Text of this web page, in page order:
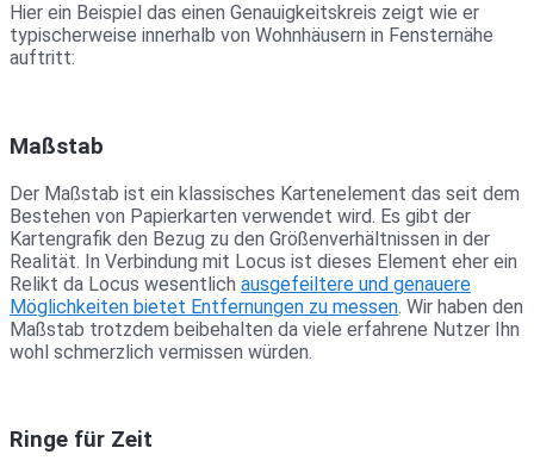
Hier ein Beispiel das einen Genauigkeitskreis zeigt wie er
typischerweise innerhalb von Wohnhäusern in Fensternähe
auftritt:
Maßstab
Der Maßstab ist ein klassisches Kartenelement das seit dem
Bestehen von Papierkarten verwendet wird. Es gibt der
Kartengrafik den Bezug zu den Größenverhältnissen in der
Realität. In Verbindung mit Locus ist dieses Element eher ein
Relikt da Locus wesentlich ausgefeiltere und genauere
Möglichkeiten bietet Entfernungen zu messen. Wir haben den
Maßstab trotzdem beibehalten da viele erfahrene Nutzer Ihn
wohl schmerzlich vermissen würden.
Ringe für Zeit